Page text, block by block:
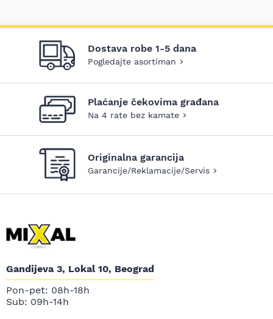
Dostava robe 1-5 dana
Pogledajte asortiman
Plaćanje čekovima građana
Na 4 rate bez kamate
Originalna garancija
Garancije/Reklamacije/Servis
Gandijeva 3, Lokal 10, Beograd
Pon-pet: 08h-18h
Sub: 09h-14h